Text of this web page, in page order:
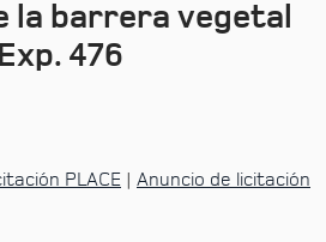
la barrera vegetal
476
PLACE
Anuncio de licitación